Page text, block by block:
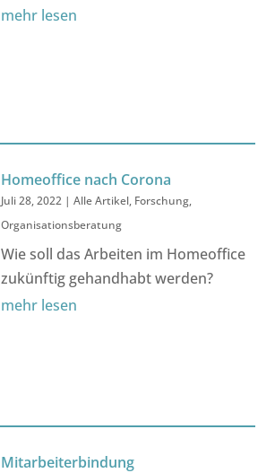
mehr lesen
Homeoffice nach Corona
Juli 28, 2022 |Alle Artikel, Forschung,
Organisationsberatung
Wie soll das Arbeiten im Homeoffice
zukünftig gehandhabt werden?
mehr lesen
Mitarbeiterbindung